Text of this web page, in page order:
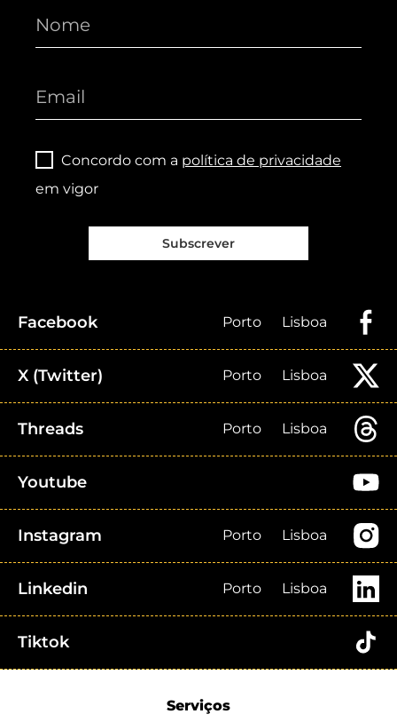
Concordo com a política de privacidade
em vigor
Subscrever
Facebook Porto Lisboa
X (Twitter) Porto Lisboa
Threads Porto Lisboa
Youtube
Instagram Porto Lisboa
Linkedin Porto Lisboa
Tiktok
Serviços